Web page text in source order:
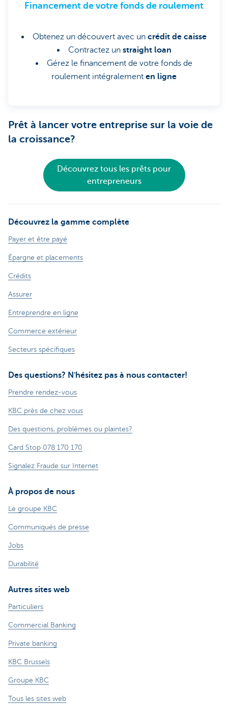
Financement de votre fonds de roulement
Obtenez un découvert avec un crédit de caisse
Contractez un straight loan
Gérez le financement de votre fonds de
roulement intégralement en ligne
Prêt à lancer votre entreprise sur la voie de
la croissance?
Découvrez tous les prêts pour
entrepreneurs
Découvrez la gamme complète
Payer et être payé
Épargne et placements
Crédits
Assurer
Entreprendre en ligne
Commerce extérieur
Secteurs spécifiques
Des questions? N'hésitez pas à nous contacter!
Prendre rendez-vous
KBC près de chez vous
Des questions, problèmes ou plaintes?
Card Stop 078 170 170
Signalez Fraude sur Internet
À propos de nous
Le groupe KBC
Communiqués de presse
Jobs
Durabilité
Autres sites web
Particuliers
Commercial Banking
Private banking
KBC Brussels
Groupe KBC
Tous les sites web